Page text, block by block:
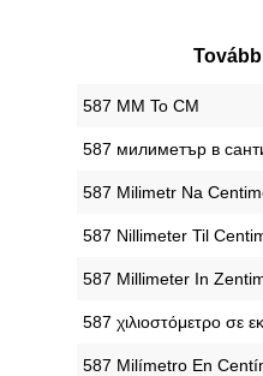
‎587 MM To CM
‎587 милиметър в
‎587 Milimetr Na
‎587 Nillimeter Til
‎587 Millimeter In
‎587 χιλιοστόμετρο σε
‎587 Milímetro En